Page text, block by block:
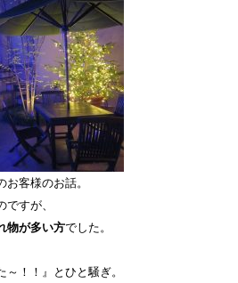
客様のお話。
ですが、
物が多い方でした。
～！！』とひと騒ぎ。